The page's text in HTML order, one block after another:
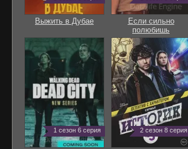
Выжить в Дубае
Если сильно
полюбишь
1 сезон 6 серия 2 сезон 8 серия